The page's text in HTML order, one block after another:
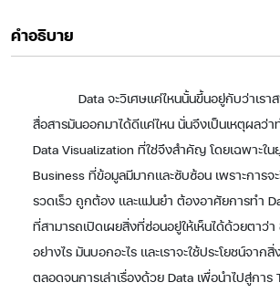
คำอธิบาย
Data จะวิเศษแค่ไหนนั้นขึ้นอยู่กับว่าเรา
สื่อสารมันออกมาได้ดีแค่ไหน นั่นจึงเป็นเหตุผลว่า
Data Visualization ที่ใช่จึงสำคัญ โดยเฉพาะใ
Business ที่ข้อมูลมีมากและซับซ้อน เพราะการจ
รวดเร็ว ถูกต้อง และแม่นยำ ต้องอาศัยการทำ
ที่สามารถเปิดเผยสิ่งที่ซ่อนอยู่ให้เห็นได้ด้วยตาว่
อย่างไร มันบอกอะไร และเราจะใช้ประโยชน์จาก
ตลอดจนการเล่าเรื่องด้วย Data เพื่อนำไปสู่การ